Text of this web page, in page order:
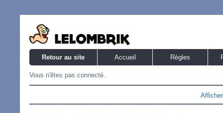
Retour au site Accueil Règles
Vous n'êtes pas connecté.